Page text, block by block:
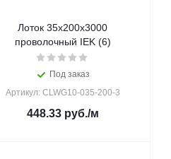
Лоток 35х200х3000
проволочный IEK (6)
Под заказ
Артикул: CLWG10-035-200-3
448.33руб./м